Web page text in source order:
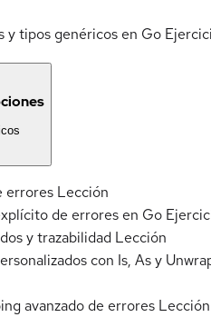
y tipos genéricos en Go
errores Lección
de errores en Go
y trazabilidad Lección
con Is, As y
avanzado de errores Lección